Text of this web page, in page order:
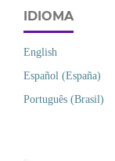
IDIOMA
English
Español (España)
Português (Brasil)